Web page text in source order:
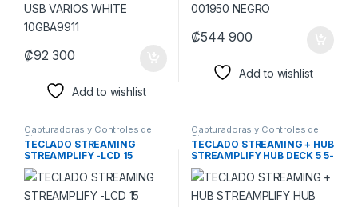
₡92 300
Add to wishlist
₡544 900
Add to wishlist
Capturadoras y Controles de
Stream
TECLADO STREAMING
STREAMPLIFY -LCD 15
TECLAS CON HUB NEGRO
SPUD-DO20A01.11
Capturadoras y Controles de
Stream
TECLADO STREAMING + HUB
STREAMPLIFY HUB DECK 5 5-
RGB-US-F-BK 6 TECLAS
PROGRAMABLES USB-A RGB
SPUH-HD51257.11